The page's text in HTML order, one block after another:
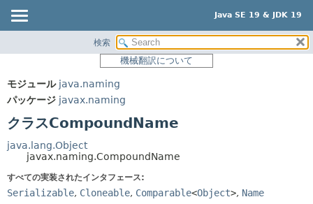
Java SE 19 & JDK 19
パッケージ
使用
ツリー
プレビュー
新規
サマリー:
ネスト済
詳細:
コンストラクタ
検索
機械翻訳について
モジュール java.naming
パッケージ javax.naming
クラスCompoundName
java.lang.Object
javax.naming.CompoundName
すべての実装されたインタフェース:
Serializable, Cloneable, Comparable<Object>, Name